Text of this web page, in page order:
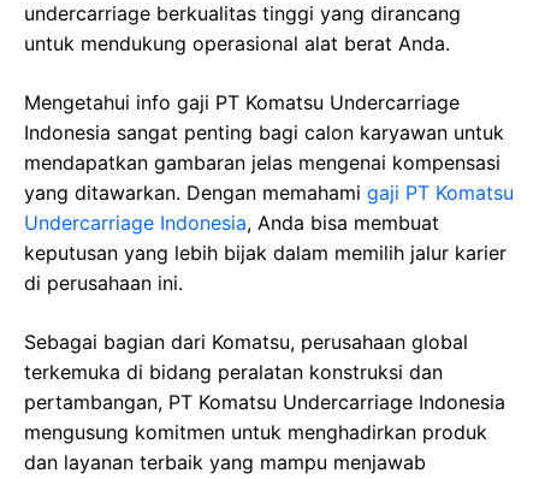
undercarriage berkualitas tinggi yang dirancang
untuk mendukung operasional alat berat Anda.
Mengetahui info gaji PT Komatsu Undercarriage
Indonesia sangat penting bagi calon karyawan untuk
mendapatkan gambaran jelas mengenai kompensasi
yang ditawarkan. Dengan memahami gaji PT Komatsu
Undercarriage Indonesia, Anda bisa membuat
keputusan yang lebih bijak dalam memilih jalur karier
di perusahaan ini.
Sebagai bagian dari Komatsu, perusahaan global
terkemuka di bidang peralatan konstruksi dan
pertambangan, PT Komatsu Undercarriage Indonesia
mengusung komitmen untuk menghadirkan produk
dan layanan terbaik yang mampu menjawab